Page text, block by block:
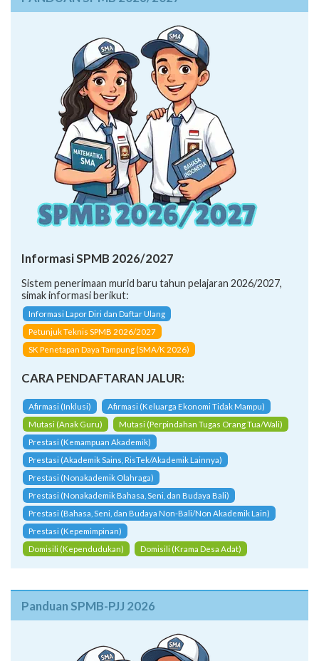
Informasi SPMB 2026/2027
Sistem penerimaan murid baru tahun pelajaran 2026/2027,
simak informasi berikut:
Informasi Lapor Diri dan Daftar Ulang
Petunjuk Teknis SPMB 2026/2027
SK Penetapan Daya Tampung (SMA/K 2026)
CARA PENDAFTARAN JALUR:
Afirmasi (Inklusi)
Afirmasi (Keluarga Ekonomi Tidak Mampu)
Mutasi (Anak Guru)
Mutasi (Perpindahan Tugas Orang Tua/Wali)
Prestasi (Kemampuan Akademik)
Prestasi (Akademik Sains, RisTek/Akademik Lainnya)
Prestasi (Nonakademik Olahraga)
Prestasi (Nonakademik Bahasa, Seni, dan Budaya Bali)
Prestasi (Bahasa, Seni, dan Budaya Non-Bali/Non Akademik Lain)
Prestasi (Kepemimpinan)
Domisili (Kependudukan)
Domisili (Krama Desa Adat)
Panduan SPMB-PJJ 2026